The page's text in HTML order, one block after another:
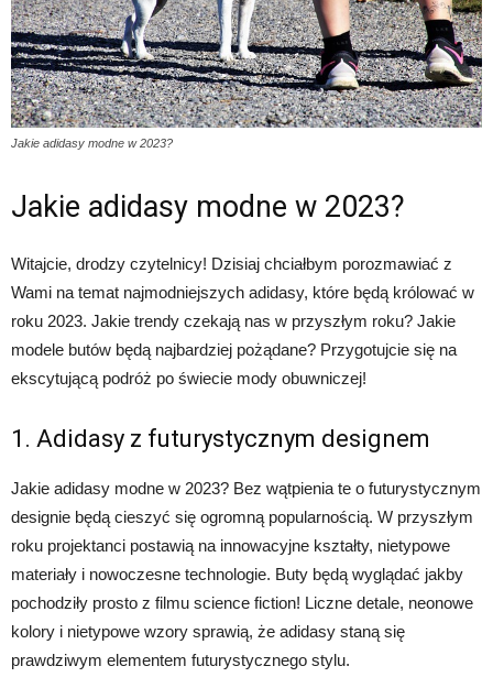
Jakie adidasy modne w 2023?
Jakie adidasy modne w 2023?
Witajcie, drodzy czytelnicy! Dzisiaj chciałbym porozmawiać z
Wami na temat najmodniejszych adidasy, które będą królować w
roku 2023. Jakie trendy czekają nas w przyszłym roku? Jakie
modele butów będą najbardziej pożądane? Przygotujcie się na
ekscytującą podróż po świecie mody obuwniczej!
1. Adidasy z futurystycznym designem
Jakie adidasy modne w 2023? Bez wątpienia te o futurystycznym
designie będą cieszyć się ogromną popularnością. W przyszłym
roku projektanci postawią na innowacyjne kształty, nietypowe
materiały i nowoczesne technologie. Buty będą wyglądać jakby
pochodziły prosto z filmu science fiction! Liczne detale, neonowe
kolory i nietypowe wzory sprawią, że adidasy staną się
prawdziwym elementem futurystycznego stylu.